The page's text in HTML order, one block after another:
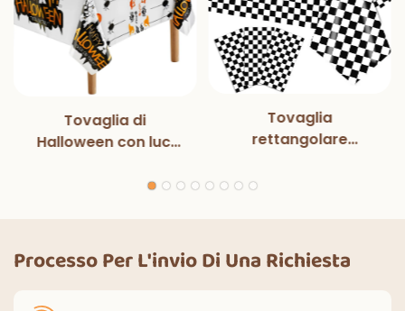
Tovaglia di
Halloween con luci
decorazioni per
cucina, decorazioni
per la casa
Tovaglia
rettangolare
nero con luci
decorazioni
classiche per interni
Processo Per L'invio Di Una Richiesta